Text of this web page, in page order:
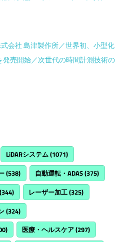
式会社 島津製作所／世界初、小型化
売開始／次世代の時間計測技術の
LiDARシステム(1071)
(538) 自動運転・ADAS(375)
(344) レーザー加工(325)
(324)
医療・ヘルスケア(297)